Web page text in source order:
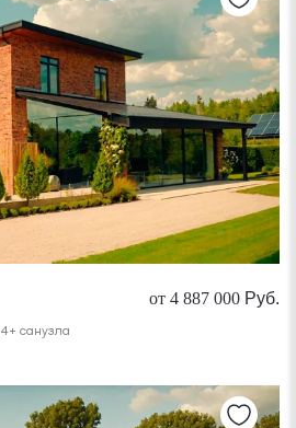
от 4 887 000 Руб.
4+ санузла